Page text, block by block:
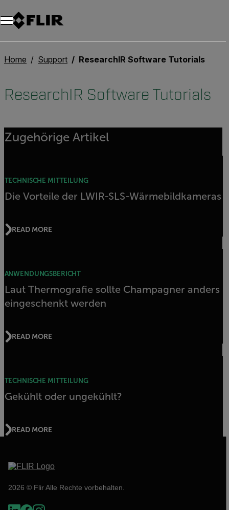
Unread messages
Modell
Entfernen
Elemente
Element
In den Warenkorb
Im Warenkorb
Home Support ResearchIR Software Tutorials
ResearchIR Software Tutorials
Zugehörige Artikel
TECHNISCHE MITTEILUNG
Die Vorteile der LWIR-SLS-Wärmebildkameras
READ MORE
ANWENDUNGSBERICHT
Laut Thermografie sollte Champagner anders
eingeschenkt werden
READ MORE
TECHNISCHE MITTEILUNG
Gekühlt oder ungekühlt?
READ MORE
2026 © Flir Alle Rechte vorbehalten.